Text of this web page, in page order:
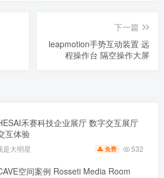
下一篇
leapmotion手势互动装置 远
程操作台 隔空操作大屏
禾赛科技企业展厅 数字交互展厅
互体验
是大明星 免费 532
空间案例 Rosseti Media Room